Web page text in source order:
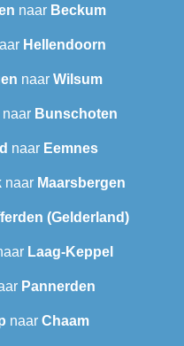
naar Beckum
Hellendoorn
naar Wilsum
naar Bunschoten
naar Eemnes
naar Maarsbergen
(Gelderland)
Laag-Keppel
Pannerden
naar Chaam